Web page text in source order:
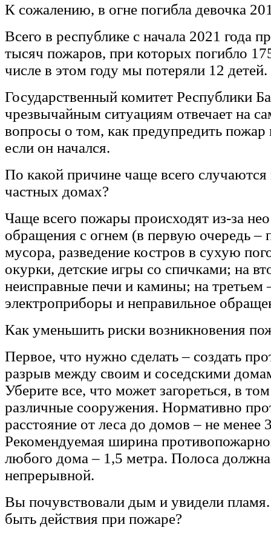
К сожалению, в огне погибла девочка
Всего в республике с начала 2021 года
тысяч пожаров, при которых погибло
числе в этом году мы потеряли 12 детей.
Государственный комитет Республики
чрезвычайным ситуациям отвечает на
вопросы о том, как предупредить пожар
если он начался.
По какой причине чаще всего
частных домах?
Чаще всего пожары происходят из-за
обращения с огнем (в первую очередь –
мусора, разведение костров в сухую
окурки, детские игры со спичками; на
неисправные печи и камины; на третьем
электроприборы и неправильное
Как уменьшить риски возникновения
Первое, что нужно сделать – создать
разрыв между своим и соседскими
Уберите все, что может загореться, в
различные сооружения. Нормативно
расстояние от леса до домов – не менее
Рекомендуемая ширина
любого дома – 1,5 метра. Полоса
непрерывной.
Вы почувствовали дым и увидели
быть действия при пожаре?